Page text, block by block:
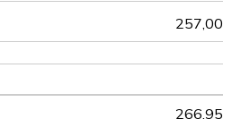
257,00
266,95